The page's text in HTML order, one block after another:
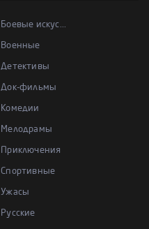
Боевые искус...
Военные
Детективы
Док-фильмы
Комедии
Мелодрамы
Приключения
Спортивные
Ужасы
Русские